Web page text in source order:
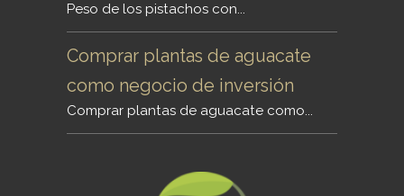
Peso de los pistachos con...
Comprar plantas de aguacate
como negocio de inversión
Comprar plantas de aguacate como...